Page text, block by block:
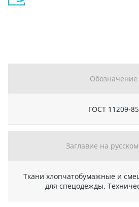
Обозначение
ГОСТ 11209-85
Заглавие на
Ткани хлопчатобумажные и
для спецодежды.